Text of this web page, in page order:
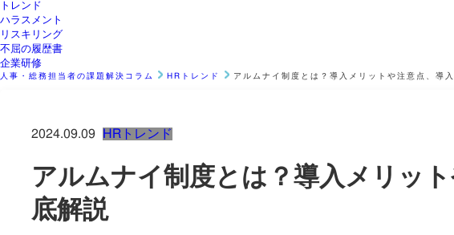
トレンド
ハラスメント
リスキリング
不屈の履歴書
企業研修
人事・総務担当者の課題解決コラム HRトレンド アルムナイ制度とは？導入メリットや注意点、導
2024.09.09 HRトレンド
アルムナイ制度とは？導入メリッ
底解説